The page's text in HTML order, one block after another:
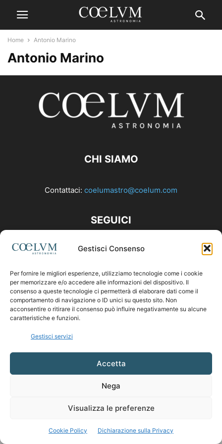
Gestisci Consenso
Per fornire le migliori esperienze, utilizziamo tecnologie come i cookie
per memorizzare e/o accedere alle informazioni del dispositivo. Il
consenso a queste tecnologie ci permetterà di elaborare dati come il
comportamento di navigazione o ID unici su questo sito. Non
acconsentire o ritirare il consenso può influire negativamente su alcune
caratteristiche e funzioni.
Gestisci servizi
Accetta
Nega
Visualizza le preferenze
Cookie Policy Dichiarazione sulla Privacy
Home Antonio Marino
Antonio Marino
CHI SIAMO
Contattaci: coelumastro@coelum.com
SEGUICI